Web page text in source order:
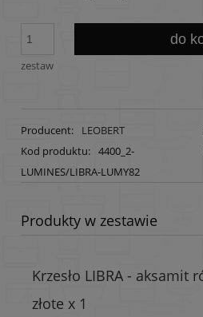
zestaw
do
Producent:
LEOBERT
Kod produktu: 4400_2-
LUMINES/LIBRA-LUMY82
Produkty w zestawie
Krzesło LIBRA - aksamit
złote x 1